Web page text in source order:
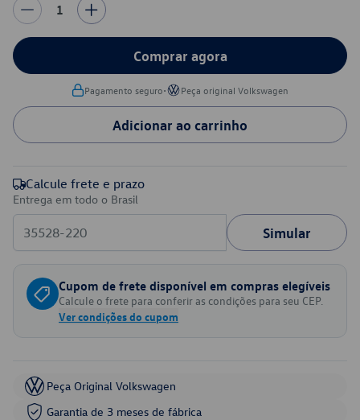
1
Comprar agora
Pagamento seguro• Peça original Volkswagen
Adicionar ao carrinho
Calcule frete e prazo
Entrega em todo o Brasil
Simular
Cupom de frete disponível em compras elegíveis
Calcule o frete para conferir as condições para seu CEP.
Ver condições do cupom
Peça Original Volkswagen
Garantia de 3 meses de fábrica